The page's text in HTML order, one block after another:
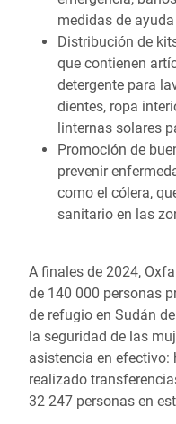
medidas de
Distribución de
que contienen
detergente para
dientes, ropa
linternas solares
Promoción de
prevenir
como el cólera,
sanitario en las
A finales de 2024,
de 140 000 personas
de refugio en Sudán
la seguridad de las
asistencia en efectivo:
realizado
32 247 personas en